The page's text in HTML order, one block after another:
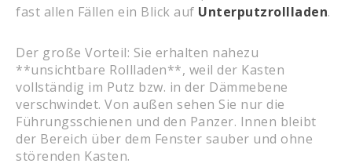
fast allen Fällen ein Blick auf Unterputzrollladen.
Der große Vorteil: Sie erhalten nahezu
**unsichtbare Rollladen**, weil der Kasten
vollständig im Putz bzw. in der Dämmebene
verschwindet. Von außen sehen Sie nur die
Führungsschienen und den Panzer. Innen bleibt
der Bereich über dem Fenster sauber und ohne
störenden Kasten.